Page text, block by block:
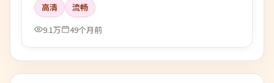
高清
流畅
9.1万
49个月前